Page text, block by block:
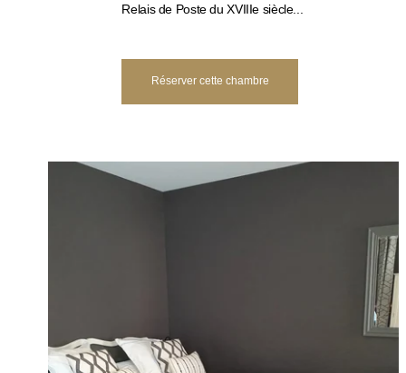
Relais de Poste du XVIIIe siècle...
Réserver cette chambre